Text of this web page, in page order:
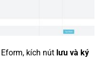
kích nút lưu và ký